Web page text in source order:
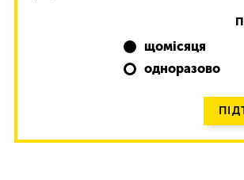
щомісяця
одноразово